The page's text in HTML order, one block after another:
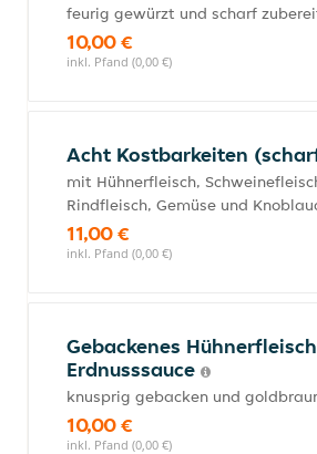
feurig gewürzt und scharf
10,00 €
inkl. Pfand (0,00 €)
Acht Kostbarkeiten
mit Hühnerfleisch,
Rindfleisch, Gemüse und
11,00 €
inkl. Pfand (0,00 €)
Gebackenes
Erdnusssauce
knusprig gebacken und
10,00 €
inkl. Pfand (0,00 €)